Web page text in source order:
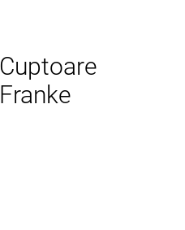
Cuptoare
Franke